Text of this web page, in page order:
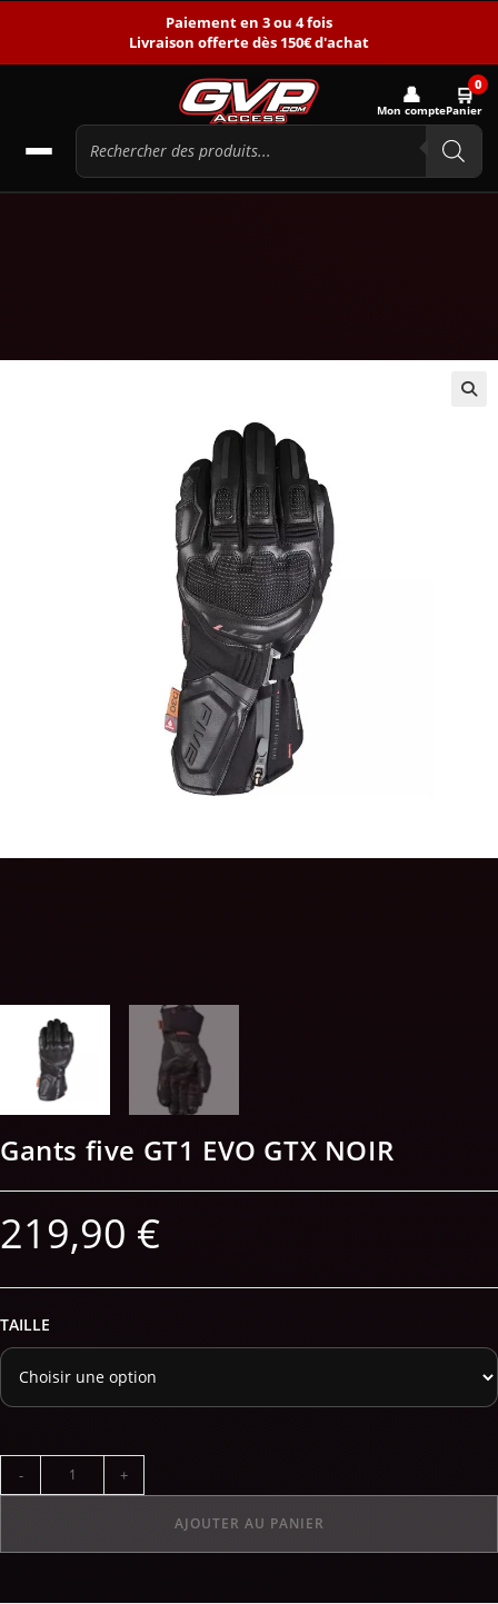
Paiement en 3 ou 4 fois
Livraison offerte dès 150€ d'achat
👤
Mon compte
🛒0
Panier
Gants five GT1 EVO GTX NOIR
219,90 €
TAILLE
- +
AJOUTER AU PANIER